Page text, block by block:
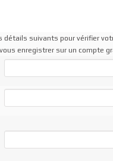
détails suivants pour vérifier
enregistrer sur un compte